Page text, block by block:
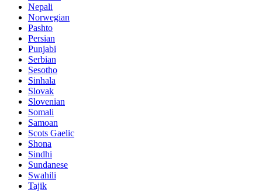
Nepali
Norwegian
Pashto
Persian
Punjabi
Serbian
Sesotho
Sinhala
Slovak
Slovenian
Somali
Samoan
Scots Gaelic
Shona
Sindhi
Sundanese
Swahili
Tajik